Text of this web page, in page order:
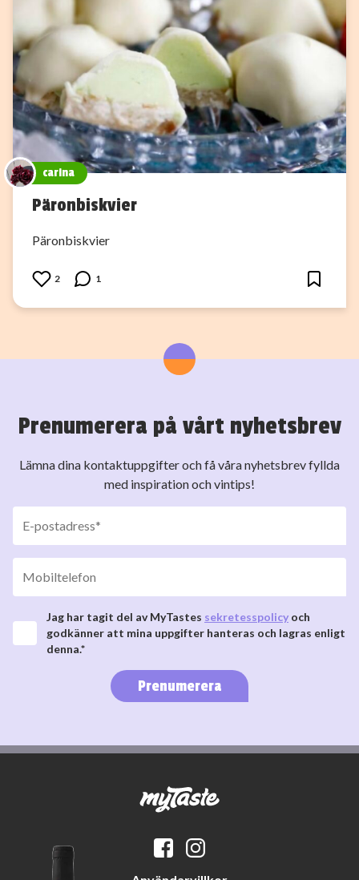
carina
Päronbiskvier
Päronbiskvier
2 1
Prenumerera på vårt nyhetsbrev
Lämna dina kontaktuppgifter och få våra nyhetsbrev fyllda
med inspiration och vintips!
Jag har tagit del av MyTastes sekretesspolicy och
godkänner att mina uppgifter hanteras och lagras enligt
denna.*
Prenumerera